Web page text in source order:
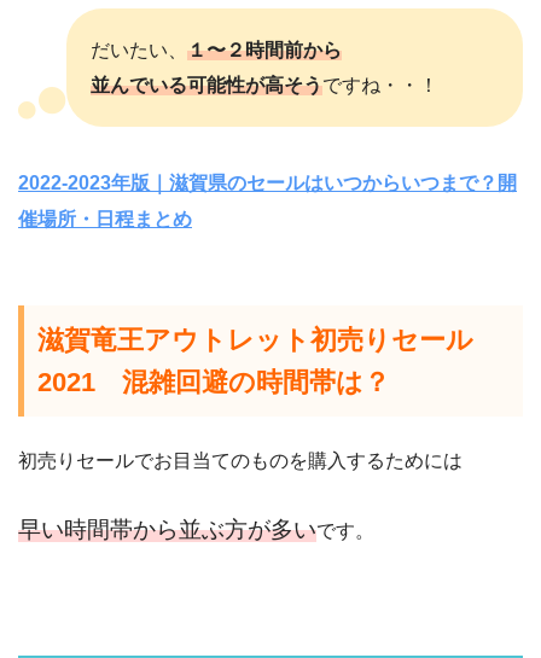
だいたい、 １〜２時間前から
並んでいる可能性が高そうですね・・！
2022-2023年版｜滋賀県のセールはいつからいつまで？開
催場所・日程まとめ
滋賀竜王アウトレット初売りセール
2021 混雑回避の時間帯は？
初売りセールでお目当てのものを購入するためには
早い時間帯から並ぶ方が多いです。